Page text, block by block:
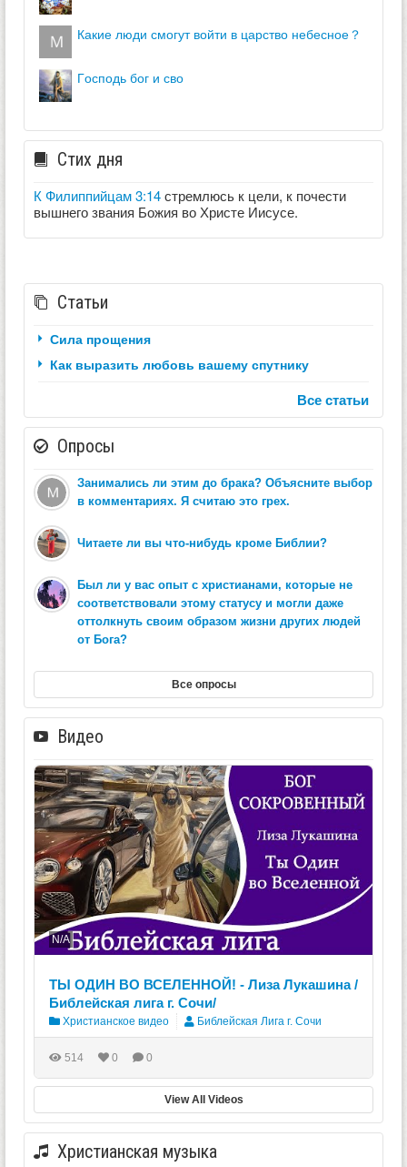
какие люди смогут войти в царство небесное？
господь бог и сво
Стих дня
К Филиппийцам 3:14стремлюсь к цели, к почести
вышнего звания Божия во Христе Иисусе.
Статьи
Сила прощения
Как выразить любовь вашему спутнику
Все статьи
Опросы
Занимались ли этим до брака? Объясните выбор
в комментариях. Я считаю это грех.
Читаете ли вы что-нибудь кроме Библии?
Был ли у вас опыт с христианами, которые не
соответствовали этому статусу и могли даже
оттолкнуть своим образом жизни других людей
от Бога?
Все опросы
Видео
N/A
ТЫ ОДИН ВО ВСЕЛЕННОЙ! - Лиза Лукашина /
Библейская лига г. Сочи/
Христианское видео Библейская Лига г. Сочи
514 0 0
View All Videos
Христианская музыка